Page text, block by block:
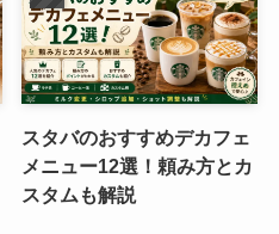
スタバのおすすめデカフェ
メニュー12選！頼み方とカ
スタムも解説